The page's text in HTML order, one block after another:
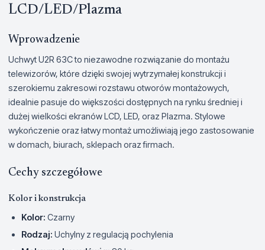
LCD/LED/Plazma
Wprowadzenie
Uchwyt U2R 63C to niezawodne rozwiązanie do montażu
telewizorów, które dzięki swojej wytrzymałej konstrukcji i
szerokiemu zakresowi rozstawu otworów montażowych,
idealnie pasuje do większości dostępnych na rynku średniej i
dużej wielkości ekranów LCD, LED, oraz Plazma. Stylowe
wykończenie oraz łatwy montaż umożliwiają jego zastosowanie
w domach, biurach, sklepach oraz firmach.
Cechy szczegółowe
Kolor i konstrukcja
Kolor: Czarny
Rodzaj: Uchylny z regulacją pochylenia